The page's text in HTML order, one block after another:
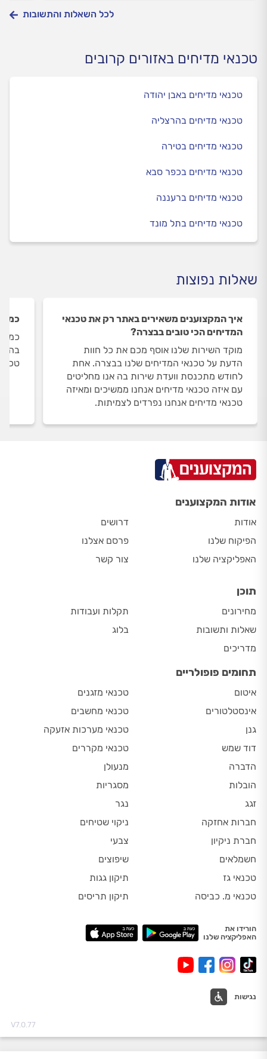
לכל השאלות והתשובות
טכנאי מדיחים באזורים קרובים
טכנאי מדיחים באבן יהודה
טכנאי מדיחים בהרצליה
טכנאי מדיחים בטירה
טכנאי מדיחים בכפר סבא
טכנאי מדיחים ברעננה
טכנאי מדיחים בתל מונד
שאלות נפוצות
איך המקצוענים משאירים באתר רק את טכנאי
המדיחים הכי טובים בבצרה?
מוקד השירות שלנו אוסף מכם את כל חוות
הדעת על טכנאי המדיחים שלנו בבצרה. אחת
לחודש מתכנסת וועדת שירות בה אנו מחליטים
עם איזה טכנאי מדיחים אנחנו ממשיכים ומאיזה
טכנאי מדיחים אנחנו נפרדים לצמיתות.
כמה
אודות המקצוענים
אודות
הפיקוח שלנו
האפליקציה שלנו
דרושים
פרסם אצלנו
צור קשר
תוכן
מחירונים
שאלות ותשובות
מדריכים
תקלות ועבודות
בלוג
תחומים פופולריים
איטום
אינסטלטורים
גנן
דוד שמש
הדברה
הובלות
זגג
חברות אחזקה
חברת ניקיון
חשמלאים
טכנאי גז
טכנאי מ. כביסה
טכנאי מזגנים
טכנאי מחשבים
טכנאי מערכות אזעקה
טכנאי מקררים
מנעולן
מסגריות
נגר
ניקוי שטיחים
צבעי
שיפוצים
תיקון גגות
תיקון תריסים
הורידו את
האפליקציה שלנו
נגישות
V7.0.77